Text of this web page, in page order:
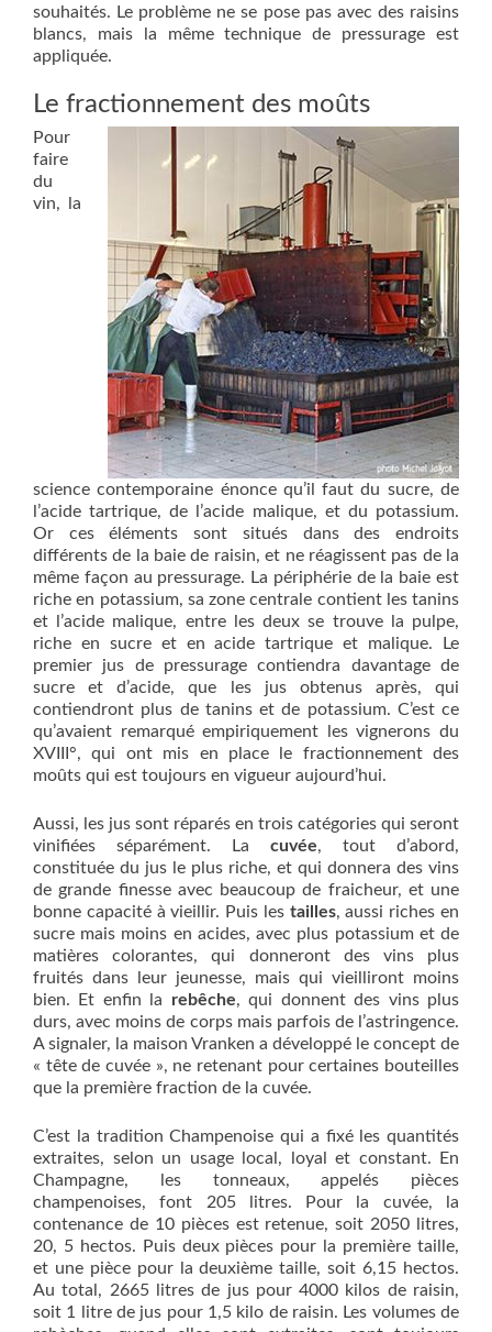
souhaités. Le problème ne se pose pas avec des raisins
blancs, mais la même technique de pressurage est
appliquée.
Le fractionnement des moûts
Pour
faire
du
vin, la
science contemporaine énonce qu’il faut du sucre, de
l’acide tartrique, de l’acide malique, et du potassium.
Or ces éléments sont situés dans des endroits
différents de la baie de raisin, et ne réagissent pas de la
même façon au pressurage. La périphérie de la baie est
riche en potassium, sa zone centrale contient les tanins
et l’acide malique, entre les deux se trouve la pulpe,
riche en sucre et en acide tartrique et malique. Le
premier jus de pressurage contiendra davantage de
sucre et d’acide, que les jus obtenus après, qui
contiendront plus de tanins et de potassium. C’est ce
qu’avaient remarqué empiriquement les vignerons du
XVIII°, qui ont mis en place le fractionnement des
moûts qui est toujours en vigueur aujourd’hui.
Aussi, les jus sont réparés en trois catégories qui seront
vinifiées séparément. La cuvée, tout d’abord,
constituée du jus le plus riche, et qui donnera des vins
de grande finesse avec beaucoup de fraicheur, et une
bonne capacité à vieillir. Puis les tailles, aussi riches en
sucre mais moins en acides, avec plus potassium et de
matières colorantes, qui donneront des vins plus
fruités dans leur jeunesse, mais qui vieilliront moins
bien. Et enfin la rebêche, qui donnent des vins plus
durs, avec moins de corps mais parfois de l’astringence.
A signaler, la maison Vranken a développé le concept de
« tête de cuvée », ne retenant pour certaines bouteilles
que la première fraction de la cuvée.
C’est la tradition Champenoise qui a fixé les quantités
extraites, selon un usage local, loyal et constant. En
Champagne, les tonneaux, appelés pièces
champenoises, font 205 litres. Pour la cuvée, la
contenance de 10 pièces est retenue, soit 2050 litres,
20, 5 hectos. Puis deux pièces pour la première taille,
et une pièce pour la deuxième taille, soit 6,15 hectos.
Au total, 2665 litres de jus pour 4000 kilos de raisin,
soit 1 litre de jus pour 1,5 kilo de raisin. Les volumes de